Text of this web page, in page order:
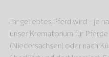
Ihr geliebtes Pferd wird – je
unser Krematorium für
(Niedersachsen) oder nach